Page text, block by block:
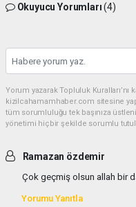
Okuyucu Yorumları(4)
Yorum yazarak Topluluk
kizilcahamamhaber.com sitesine
tüm sorumluluğu tek başınıza
yönetimi hiçbir şekilde sorumlu
Ramazan özdemir
Çok geçmiş olsun allah bir
Yorumu Yanıtla